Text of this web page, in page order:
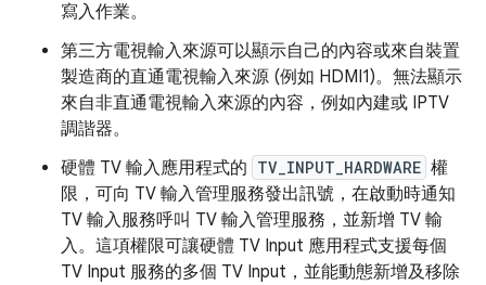
寫入作業。
第三方電視輸入來源可以顯示自己的內容或來自裝置
製造商的直通電視輸入來源 (例如 HDMI1)。無法顯示
來自非直通電視輸入來源的內容，例如內建或 IPTV
調諧器。
硬體 TV 輸入應用程式的 TV_INPUT_HARDWARE 權
限，可向 TV 輸入管理服務發出訊號，在啟動時通知
TV 輸入服務呼叫 TV 輸入管理服務，並新增 TV 輸
入。這項權限可讓硬體 TV Input 應用程式支援每個
TV Input 服務的多個 TV Input，並能動態新增及移除